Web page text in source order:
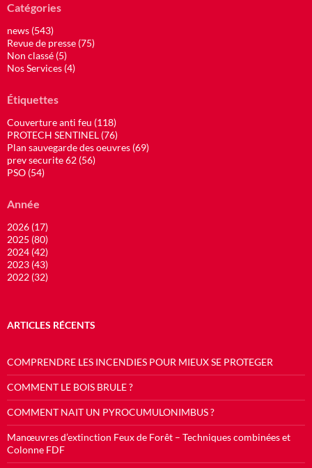
Catégories
news (543)
Revue de presse (75)
Non classé (5)
Nos Services (4)
Étiquettes
Couverture anti feu (118)
PROTECH SENTINEL (76)
Plan sauvegarde des oeuvres (69)
prev securite 62 (56)
PSO (54)
Année
2026 (17)
2025 (80)
2024 (42)
2023 (43)
2022 (32)
ARTICLES RÉCENTS
COMPRENDRE LES INCENDIES POUR MIEUX SE PROTEGER
COMMENT LE BOIS BRULE ?
COMMENT NAIT UN PYROCUMULONIMBUS ?
Manœuvres d’extinction Feux de Forêt – Techniques combinées et
Colonne FDF